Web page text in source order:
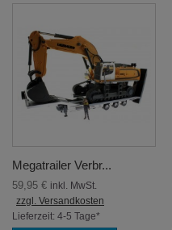
Megatrailer Verbr...
59,95 € inkl. MwSt.
zzgl. Versandkosten
Lieferzeit: 4-5 Tage*